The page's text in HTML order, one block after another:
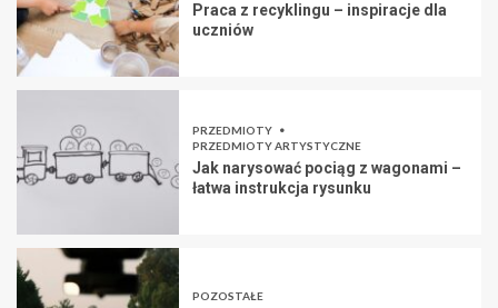
Praca z recyklingu – inspiracje dla
uczniów
PRZEDMIOTY
PRZEDMIOTY ARTYSTYCZNE
Jak narysować pociąg z wagonami –
łatwa instrukcja rysunku
POZOSTAŁE